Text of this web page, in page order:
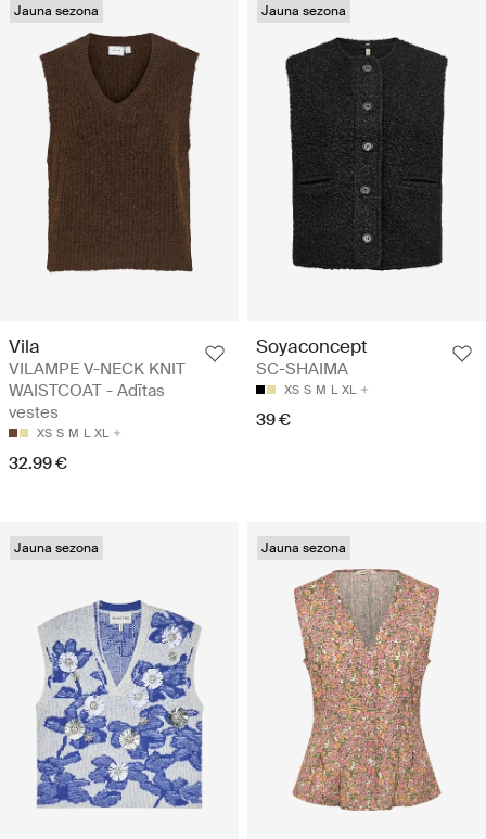
Jauna sezona
Vila
VILAMPE V-NECK KNIT
WAISTCOAT - Adītas
vestes
XS S M L XL
32.99 €
Jauna sezona
Soyaconcept
SC-SHAIMA
XS S M L XL
39 €
Jauna sezona Jauna sezona